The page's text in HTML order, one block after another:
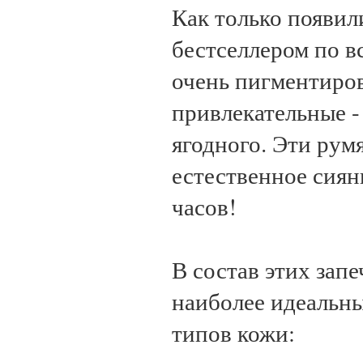
Как только
бестселлером по
очень
привлекательные
ягодного. Эти
естественное
часов!
В состав этих
наиболее
типов кожи: